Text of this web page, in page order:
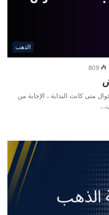
الذهب
809
متى كانت البداية ، الإجابة من